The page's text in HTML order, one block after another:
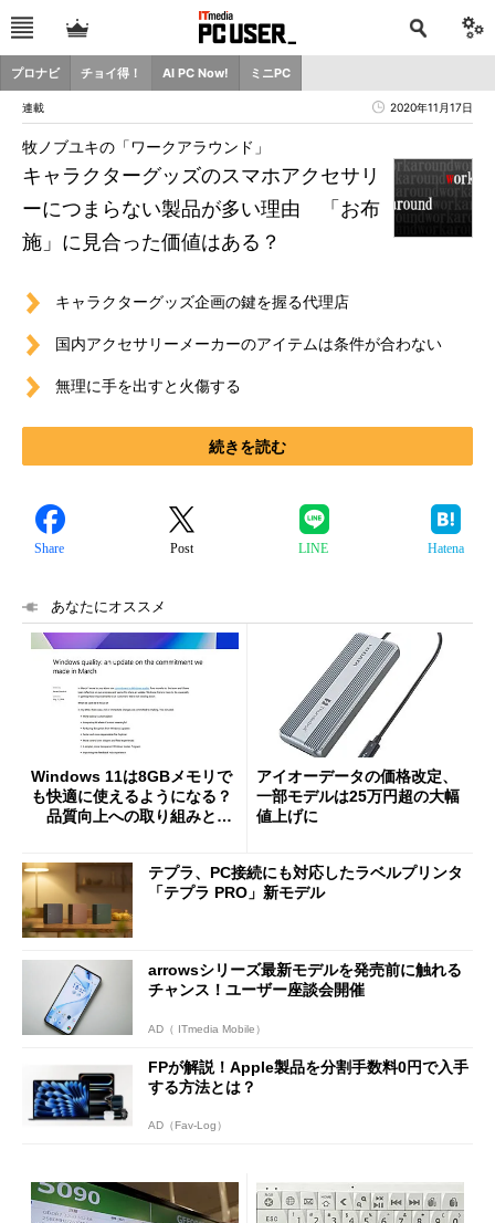
プロナビ チョイ得！ AI PC Now! ミニPC
連載 2020年11月17日
キャラクターグッズのスマホアクセサリ
ーにつまらない製品が多い理由 「お布
施」に見合った価値はある？
牧ノブユキの「ワークアラウンド」
キャラクターグッズ企画の鍵を握る代理店
国内アクセサリーメーカーのアイテムは条件が合わない
無理に手を出すと火傷する
続きを読む
Share Post LINE Hatena
あなたにオススメ
Windows 11は8GBメモリで
も快適に使えるようになる？
品質向上への取り組みと
アイオーデータの価格改定、
一部モデルは25万円超の大幅
値上げに
テプラ、PC接続にも対応したラベルプリンタ
「テプラ PRO」新モデル
arrowsシリーズ最新モデルを発売前に触れる
チャンス！ユーザー座談会開催
AD（ ITmedia Mobile）
FPが解説！Apple製品を分割手数料0円で入手
する方法とは？
AD（Fav-Log）